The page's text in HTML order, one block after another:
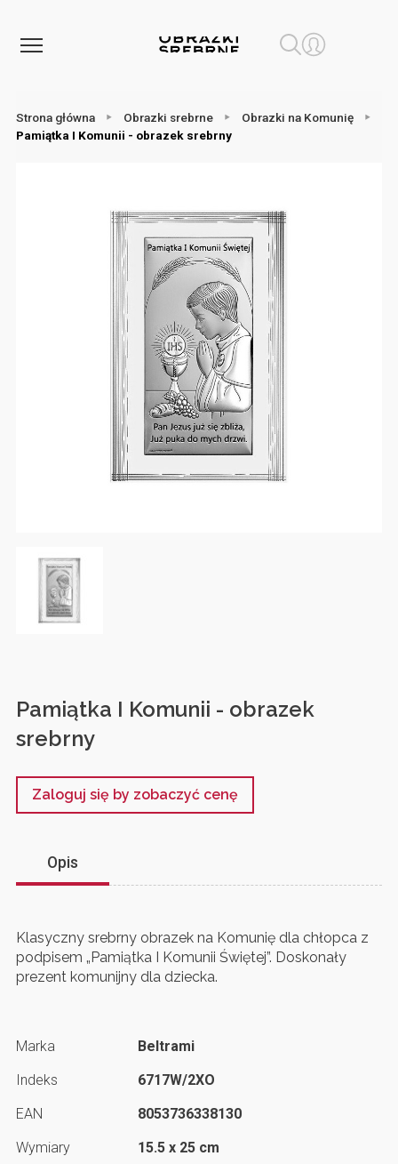
Strona główna Obrazki srebrne
Obrazki na Komunię
Pamiątka I Komunii - obrazek srebrny
Pamiątka I Komunii - obrazek
srebrny
Zaloguj się by zobaczyć cenę
Opis
Klasyczny srebrny obrazek na Komunię dla chłopca z
podpisem „Pamiątka I Komunii Świętej”. Doskonały
prezent komunijny dla dziecka.
Marka
Beltrami
Indeks
6717W/2XO
EAN
8053736338130
Wymiary
15.5 x 25 cm